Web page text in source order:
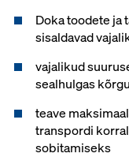
Doka toodete
sisaldavad
vajalikud
sealhulgas
teave
transpordi
sobitamiseks